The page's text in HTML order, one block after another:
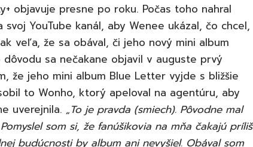
objavuje presne po roku. Počas toho nahral
YouTube kanál, aby Wenee ukázal, čo chcel,
veľa, že sa obával, či jeho nový mini album
sa nečakane objavil v auguste prvý
že jeho mini album Blue Letter vyjde s bližšie
to Wonho, ktorý apeloval na agentúru, aby
uverejnila. „To je pravda (smiech). Pôvodne mal
som si, že fanúšikovia na mňa čakajú príliš
budúcnosti by album ani nevyšiel. Obával som